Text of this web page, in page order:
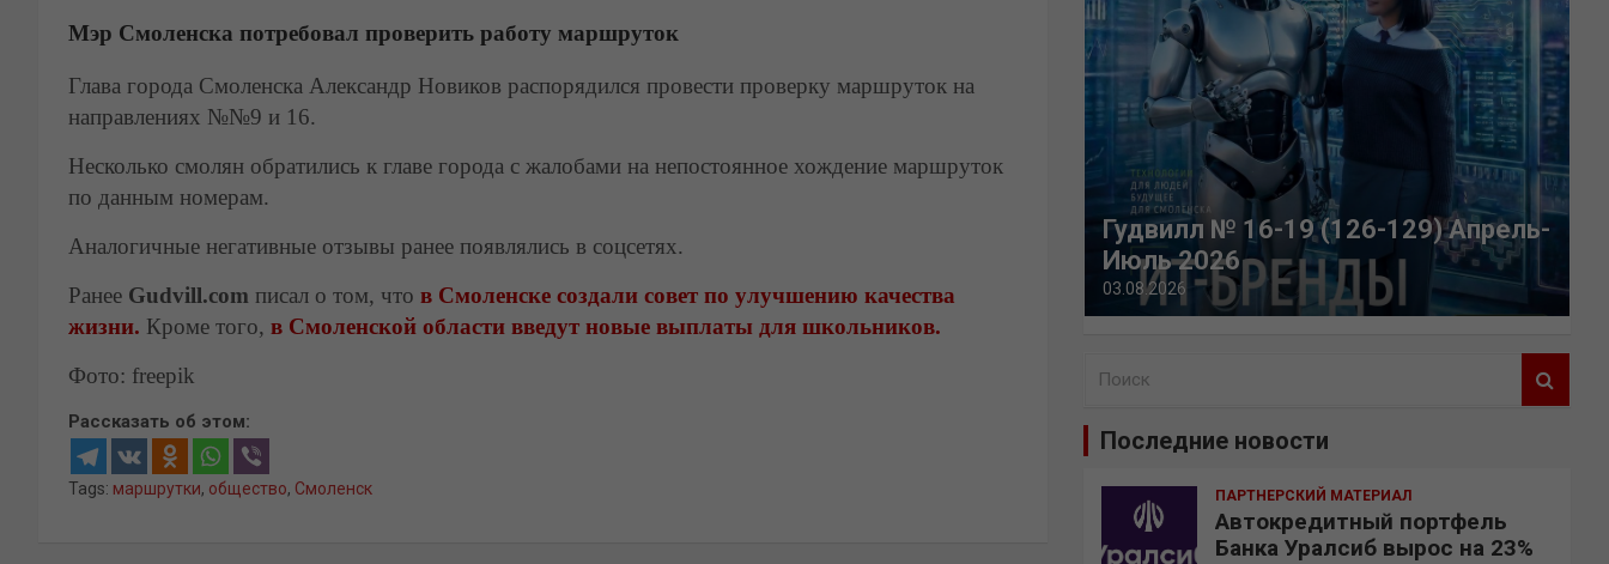
Мэр Смоленска потребовал проверить работу маршруток
Глава города Смоленска Александр Новиков распорядился провести проверку маршруток на
направлениях №№9 и 16.
Несколько смолян обратились к главе города с жалобами на непостоянное хождение маршруток
по данным номерам.
Аналогичные негативные отзывы ранее появлялись в соцсетях.
Ранее Gudvill.com писал о том, что в Смоленске создали совет по улучшению качества
жизни. Кроме того, в Смоленской области введут новые выплаты для школьников.
Фото: freepik
Рассказать об этом:
Tags: маршрутки, общество, Смоленск
Гудвилл № 16-19 (126-129) Апрель-
Июль 2026
03.08.2026
Последние новости
ПАРТНЕРСКИЙ МАТЕРИАЛ
Автокредитный портфель
Банка Уралсиб вырос на 23%